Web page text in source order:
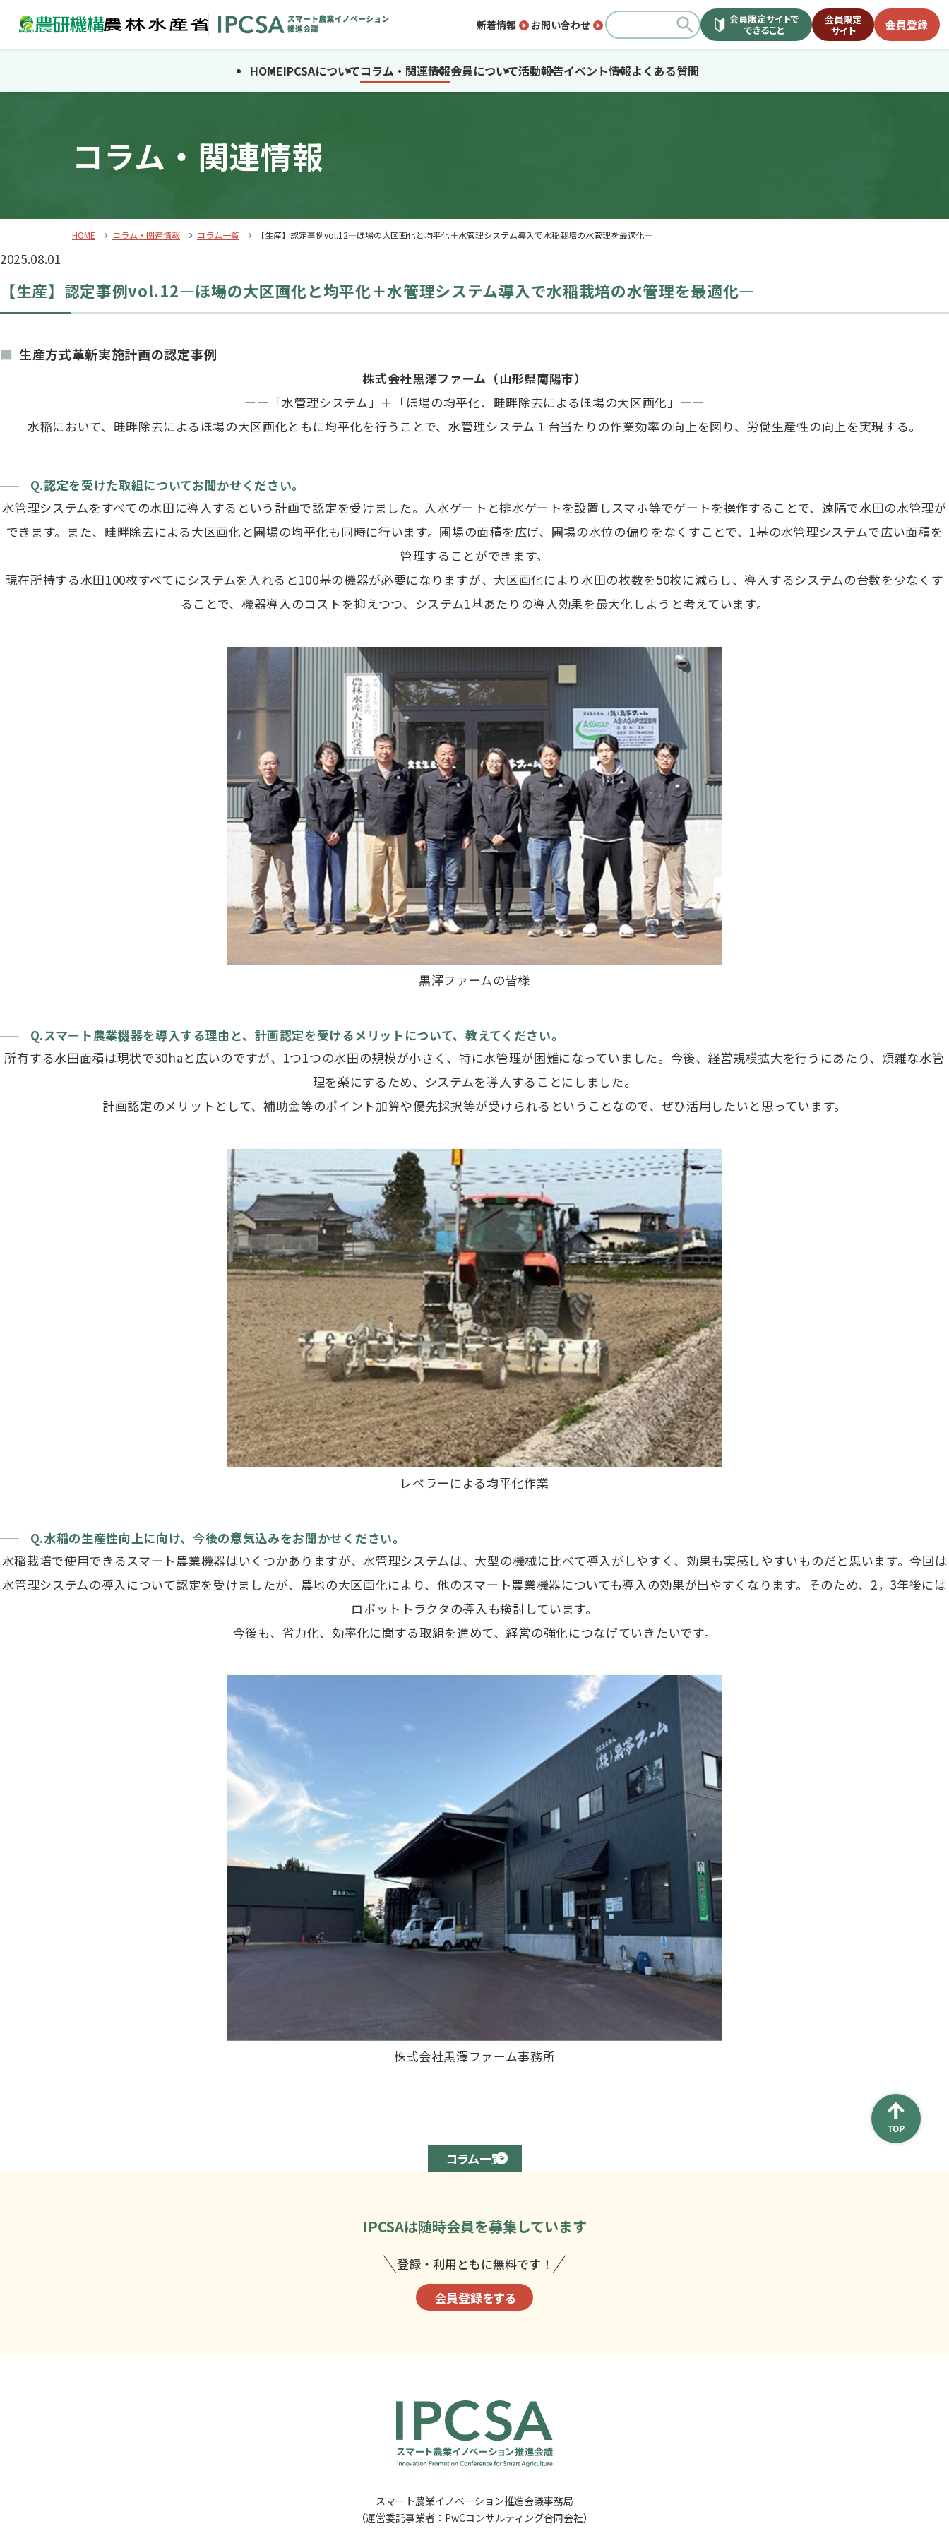
新着情報 お問い合わせ
会員限定サイトで
できること
会員限定
サイト
会員登録
HOMEIPCSAについてコラム・関連情報会員について活動報告イベント情報よくある質問
コラム・関連情報
HOME コラム・関連情報 コラム一覧 【生産】認定事例vol.12―ほ場の大区画化と均平化＋水管理システム導入で水稲栽培の水管理を最適化―
2025.08.01
【生産】認定事例vol.12―ほ場の大区画化と均平化＋水管理システム導入で水稲栽培の水管理を最適化―
生産方式革新実施計画の認定事例
株式会社黒澤ファーム（山形県南陽市）
ーー「水管理システム」＋「ほ場の均平化、畦畔除去によるほ場の大区画化」ーー
水稲において、畦畔除去によるほ場の大区画化ともに均平化を行うことで、水管理システム１台当たりの作業効率の向上を図り、労働生産性の向上を実現する。
Q.認定を受けた取組についてお聞かせください。
水管理システムをすべての水田に導入するという計画で認定を受けました。入水ゲートと排水ゲートを設置しスマホ等でゲートを操作することで、遠隔で水田の水管理が
できます。また、畦畔除去による大区画化と圃場の均平化も同時に行います。圃場の面積を広げ、圃場の水位の偏りをなくすことで、1基の水管理システムで広い面積を
管理することができます。
現在所持する水田100枚すべてにシステムを入れると100基の機器が必要になりますが、大区画化により水田の枚数を50枚に減らし、導入するシステムの台数を少なくす
ることで、機器導入のコストを抑えつつ、システム1基あたりの導入効果を最大化しようと考えています。
黒澤ファームの皆様
Q.スマート農業機器を導入する理由と、計画認定を受けるメリットについて、教えてください。
所有する水田面積は現状で30haと広いのですが、1つ1つの水田の規模が小さく、特に水管理が困難になっていました。今後、経営規模拡大を行うにあたり、煩雑な水管
理を楽にするため、システムを導入することにしました。
計画認定のメリットとして、補助金等のポイント加算や優先採択等が受けられるということなので、ぜひ活用したいと思っています。
レベラーによる均平化作業
Q.水稲の生産性向上に向け、今後の意気込みをお聞かせください。
水稲栽培で使用できるスマート農業機器はいくつかありますが、水管理システムは、大型の機械に比べて導入がしやすく、効果も実感しやすいものだと思います。今回は
水管理システムの導入について認定を受けましたが、農地の大区画化により、他のスマート農業機器についても導入の効果が出やすくなります。そのため、2，3年後には
ロボットトラクタの導入も検討しています。
今後も、省力化、効率化に関する取組を進めて、経営の強化につなげていきたいです。
株式会社黒澤ファーム事務所
コラム一覧
IPCSAは随時会員を募集しています
登録・利用ともに無料です！
会員登録をする
スマート農業イノベーション推進会議事務局
（運営委託事業者：PwCコンサルティング合同会社）